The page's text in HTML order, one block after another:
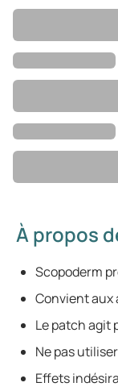
À propos
Scopoderm
Convient aux
Le patch agit
Ne pas
Effets